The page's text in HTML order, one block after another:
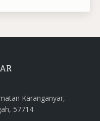
Karanganyar,
57714